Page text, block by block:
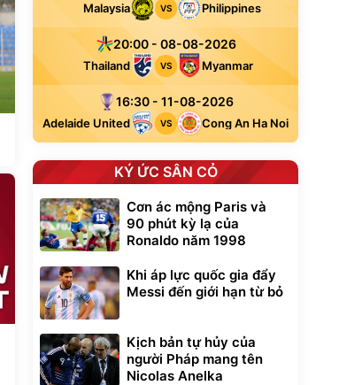
Malaysia VS Philippines
20:00 - 08-08-2026
Thailand VS Myanmar
16:30 - 11-08-2026
Adelaide United VS Cong An Ha Noi
KÝ ỨC SÂN CỎ
Cơn ác mộng Paris và
90 phút kỳ lạ của
Ronaldo năm 1998
Khi áp lực quốc gia đẩy
Messi đến giới hạn từ bỏ
Kịch bản tự hủy của
người Pháp mang tên
Nicolas Anelka